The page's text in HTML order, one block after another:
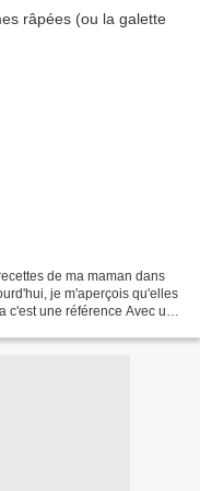
de ma maman dans
je m'aperçois qu'elles
une référence Avec une